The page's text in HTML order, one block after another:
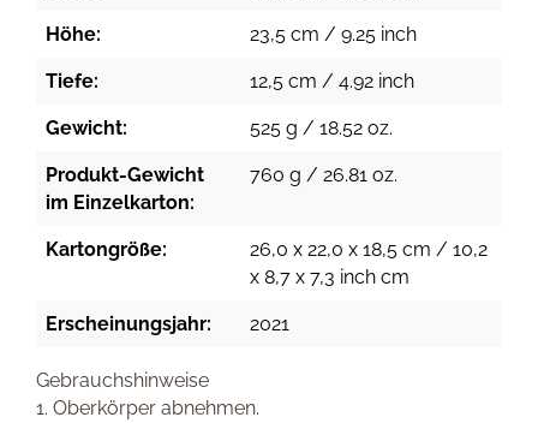
Höhe: 23,5 cm / 9.25 inch
Tiefe: 12,5 cm / 4.92 inch
Gewicht: 525 g / 18.52 oz.
Produkt-Gewicht
im Einzelkarton:
760 g / 26.81 oz.
Kartongröße:
26,0 x 22,0 x 18,5 cm / 10,2
x 8,7 x 7,3 inch cm
Erscheinungsjahr: 2021
Gebrauchshinweise
1. Oberkörper abnehmen.